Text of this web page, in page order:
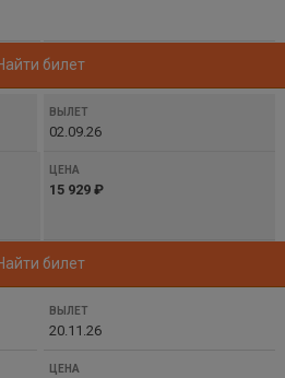
билет
02.09.26
15 929 ₽
билет
20.11.26